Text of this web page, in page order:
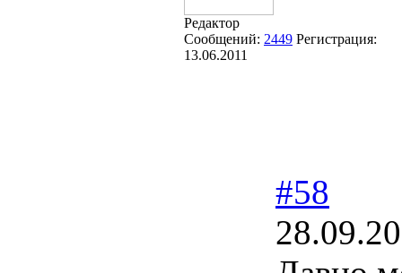
Редактор
Сообщений: 2449 Регистрация:
13.06.2011
#58